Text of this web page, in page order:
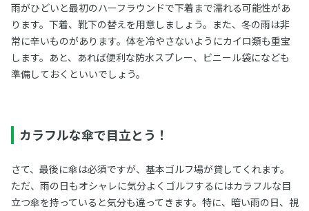
雨がひどいと最初のハーフラウンドで下着まで濡れる可能性があ
ります。下着、靴下の替えを用意しましょう。また、冬の雨は非
常に辛いものがあります。体を冷やさないようにカイロ類も重宝
します。あと、あれば便利な防水スプレー、ビニール袋になども
準備しておくといいでしょう。
カラフルな傘で目立とう！
さて、最後に傘は必須ですが、基本ゴルフ場が貸してくれます。
ただ、雨の日もオシャレに気分よくゴルフするにはカラフルな目
立つ傘を持っていると気分も違ってきます。特に、暗い雨の日、視